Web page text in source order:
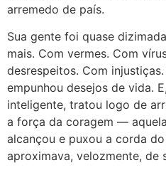
arremedo de país.
Sua gente foi quase
mais. Com vermes. Com
desrespeitos. Com
empunhou desejos de vida.
inteligente, tratou logo de
a força da coragem —
alcançou e puxou a corda
aproximava, velozmente, de